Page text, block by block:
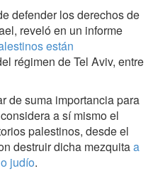
defender los derechos de
reveló en un informe
están
régimen de Tel Aviv, entre
de suma importancia para
a sí mismo el
palestinos, desde el
destruir dicha mezquitaa
judío.